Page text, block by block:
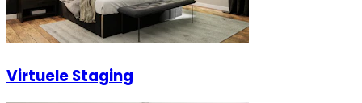
Virtuele Staging